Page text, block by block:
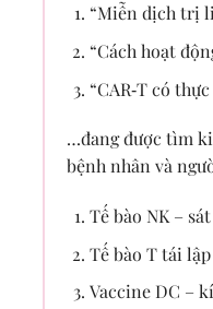
“Miễn dịch trị
“Cách hoạt
“CAR‑T có
…đang được tìm
bệnh nhân và
Tế bào NK –
Tế bào T tái
Vaccine DC –